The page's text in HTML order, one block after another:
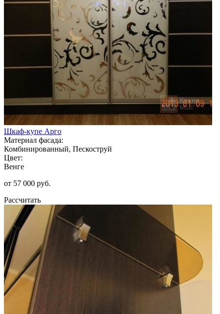
Шкаф-купе Арго
Материал фасада:
Комбинированный, Пескоструй
Цвет:
Венге
от 57 000 руб.
Рассчитать